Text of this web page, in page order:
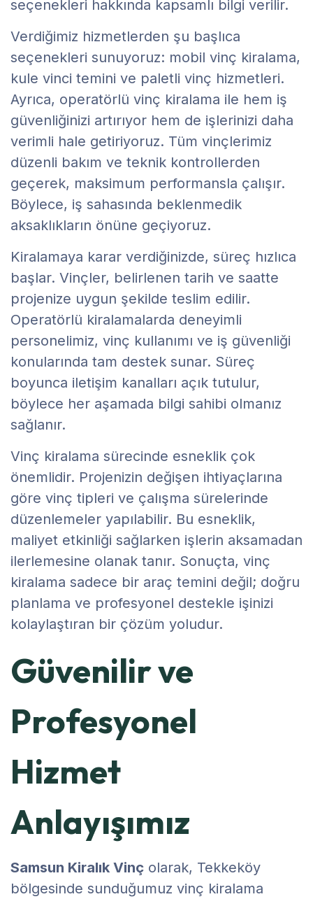
seçenekleri hakkında kapsamlı bilgi verilir.
Verdiğimiz hizmetlerden şu başlıca
seçenekleri sunuyoruz: mobil vinç kiralama,
kule vinci temini ve paletli vinç hizmetleri.
Ayrıca, operatörlü vinç kiralama ile hem iş
güvenliğinizi artırıyor hem de işlerinizi daha
verimli hale getiriyoruz. Tüm vinçlerimiz
düzenli bakım ve teknik kontrollerden
geçerek, maksimum performansla çalışır.
Böylece, iş sahasında beklenmedik
aksaklıkların önüne geçiyoruz.
Kiralamaya karar verdiğinizde, süreç hızlıca
başlar. Vinçler, belirlenen tarih ve saatte
projenize uygun şekilde teslim edilir.
Operatörlü kiralamalarda deneyimli
personelimiz, vinç kullanımı ve iş güvenliği
konularında tam destek sunar. Süreç
boyunca iletişim kanalları açık tutulur,
böylece her aşamada bilgi sahibi olmanız
sağlanır.
Vinç kiralama sürecinde esneklik çok
önemlidir. Projenizin değişen ihtiyaçlarına
göre vinç tipleri ve çalışma sürelerinde
düzenlemeler yapılabilir. Bu esneklik,
maliyet etkinliği sağlarken işlerin aksamadan
ilerlemesine olanak tanır. Sonuçta, vinç
kiralama sadece bir araç temini değil; doğru
planlama ve profesyonel destekle işinizi
kolaylaştıran bir çözüm yoludur.
Güvenilir ve
Profesyonel
Hizmet
Anlayışımız
Samsun Kiralık Vinç olarak, Tekkeköy
bölgesinde sunduğumuz vinç kiralama